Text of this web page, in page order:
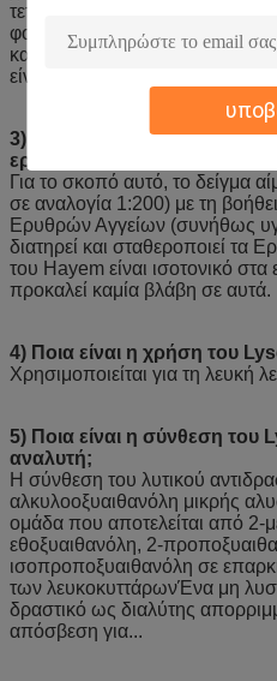
τετραξικό οξύ
φορμαλδεΰδη,και η τιμή pH του
κατά προτίμηση είναι 7.2· η
είναι κατά προτίμηση η
3) Ποιο αραιωτικό είναι καλό
ερυθρών αιμοσφαιρίων και
Για το σκοπό αυτό, το δείγμα
σε αναλογία 1:200) με τη
Ερυθρών Αγγείων (συνήθως
διατηρεί και σταθεροποιεί τα
του Hayem είναι ισοτονικό
προκαλεί καμία βλάβη σε αυτά.
4) Ποια είναι η χρήση του
Χρησιμοποιείται για τη λευκή
5) Ποια είναι η σύνθεση του
αναλυτή;
Η σύνθεση του λυτικού
αλκυλοοξυαιθανόλη μικρής
ομάδα που αποτελείται από 2-
εθοξυαιθανόλη, 2-
ισοπροποξυαιθανόλη σε
των λευκοκυττάρωνΈνα μη
δραστικό ως διαλύτης
απόσβεση για...